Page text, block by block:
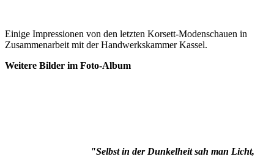
Einige Impressionen von den letzten Korsett-Modenschauen in
Zusammenarbeit mit der Handwerkskammer Kassel.
Weitere Bilder im Foto-Album
"Selbst in der Dunkelheit sah man Licht,